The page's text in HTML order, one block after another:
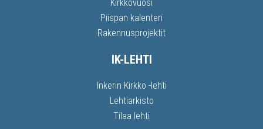
Kirkkovuosi
Piispan kalenteri
Rakennusprojektit
IK-LEHTI
Inkerin Kirkko -lehti
Lehtiarkisto
Tilaa lehti